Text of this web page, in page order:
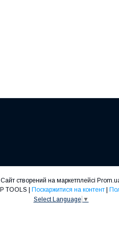
Сайт створений на маркетплейсі
Поскаржитися на контент
Select Language ▼